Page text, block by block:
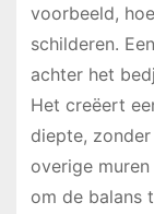
voorbeeld,
schilderen.
achter het
Het creëert
diepte,
overige
om de balans